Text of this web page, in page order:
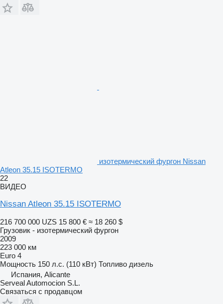
изотермический фургон Nissan
Atleon 35.15 ISOTERMO
22
ВИДЕО
Nissan Atleon 35.15 ISOTERMO
216 700 000 UZS 15 800 € ≈ 18 260 $
Грузовик - изотермический фургон
2009
223 000 км
Euro 4
Мощность 150 л.с. (110 кВт) Топливо дизель
Испания, Alicante
Serveal Automocion S.L.
Связаться с продавцом